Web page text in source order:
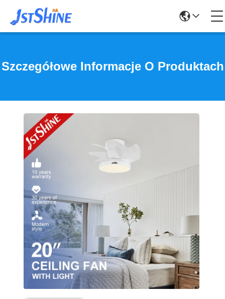
Szczegółowe Informacje O Produktach